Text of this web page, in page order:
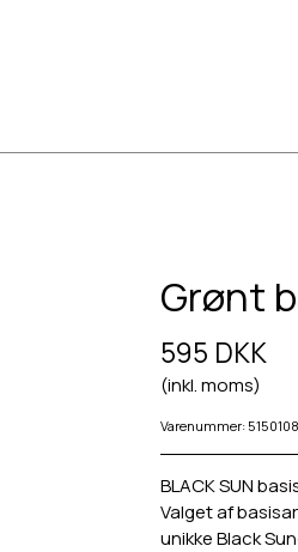
Grønt
595 DKK
(inkl. moms)
Varenummer: 5150108
BLACK SUN
Valget af
unikke Black